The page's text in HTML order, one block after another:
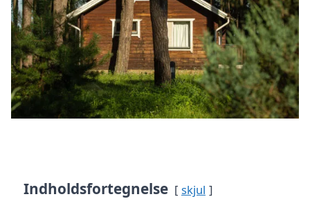
Indholdsfortegnelse skjul